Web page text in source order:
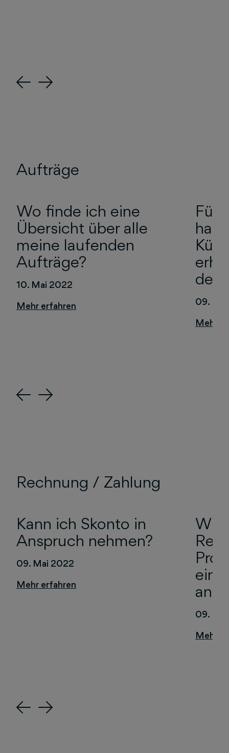
Previous
Next
Aufträge
Wo finde ich eine
Übersicht über alle
meine laufenden
Aufträge?
10. Mai 2022
Für
den
09.
Previous
Next
Rechnung / Zahlung
Kann ich Skonto in
Anspruch nehmen?
09. Mai 2022
09.
Previous
Next